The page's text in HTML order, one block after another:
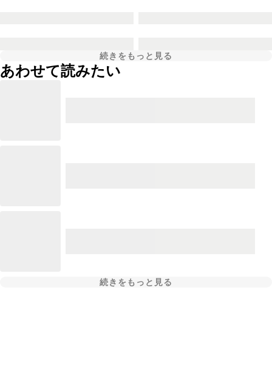
続きをもっと見る
あわせて読みたい
続きをもっと見る